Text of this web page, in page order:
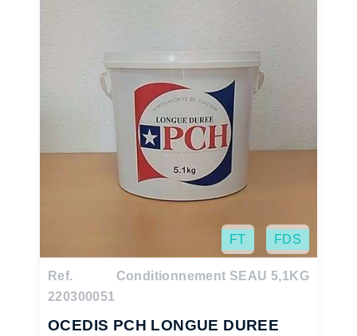
FT FDS
Ref.
220300051
Conditionnement SEAU 5,1KG
OCEDIS PCH LONGUE DUREE